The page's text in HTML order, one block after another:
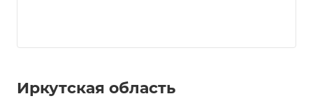
Иркутская область